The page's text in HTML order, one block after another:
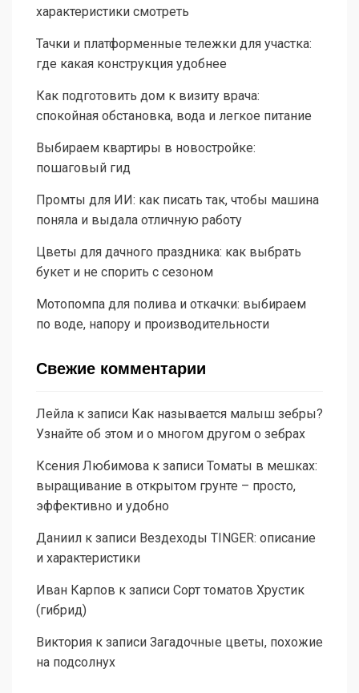
характеристики смотреть
Тачки и платформенные тележки для участка:
где какая конструкция удобнее
Как подготовить дом к визиту врача:
спокойная обстановка, вода и легкое питание
Выбираем квартиры в новостройке:
пошаговый гид
Промты для ИИ: как писать так, чтобы машина
поняла и выдала отличную работу
Цветы для дачного праздника: как выбрать
букет и не спорить с сезоном
Мотопомпа для полива и откачки: выбираем
по воде, напору и производительности
Свежие комментарии
Лейла к записи Как называется малыш зебры?
Узнайте об этом и о многом другом о зебрах
Ксения Любимова к записи Томаты в мешках:
выращивание в открытом грунте – просто,
эффективно и удобно
Даниил к записи Вездеходы TINGER: описание
и характеристики
Иван Карпов к записи Сорт томатов Хрустик
(гибрид)
Виктория к записи Загадочные цветы, похожие
на подсолнух